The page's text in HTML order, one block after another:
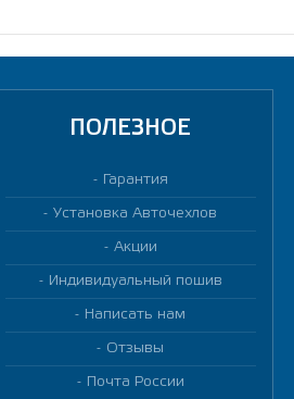
ПОЛЕЗНОЕ
Гарантия
Установка Авточехлов
Акции
Индивидуальный пошив
Написать нам
Отзывы
Почта России